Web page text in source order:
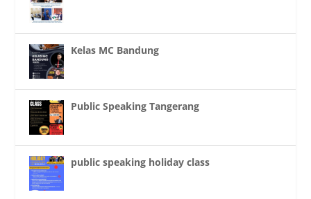
Kelas MC Bandung
Public Speaking Tangerang
public speaking holiday class